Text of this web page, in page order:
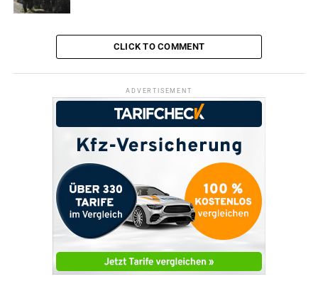
CLICK TO COMMENT
ADVERTISEMENT